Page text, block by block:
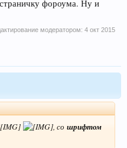
фороума. Ну и
модератором: 4 окт 2015
, со шрифтом